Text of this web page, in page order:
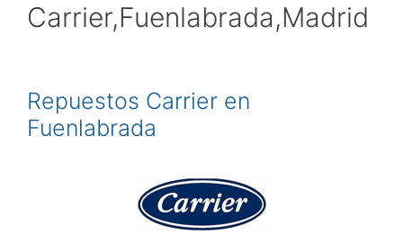
Carrier,Fuenlabrada,Madrid
Repuestos Carrier en
Fuenlabrada